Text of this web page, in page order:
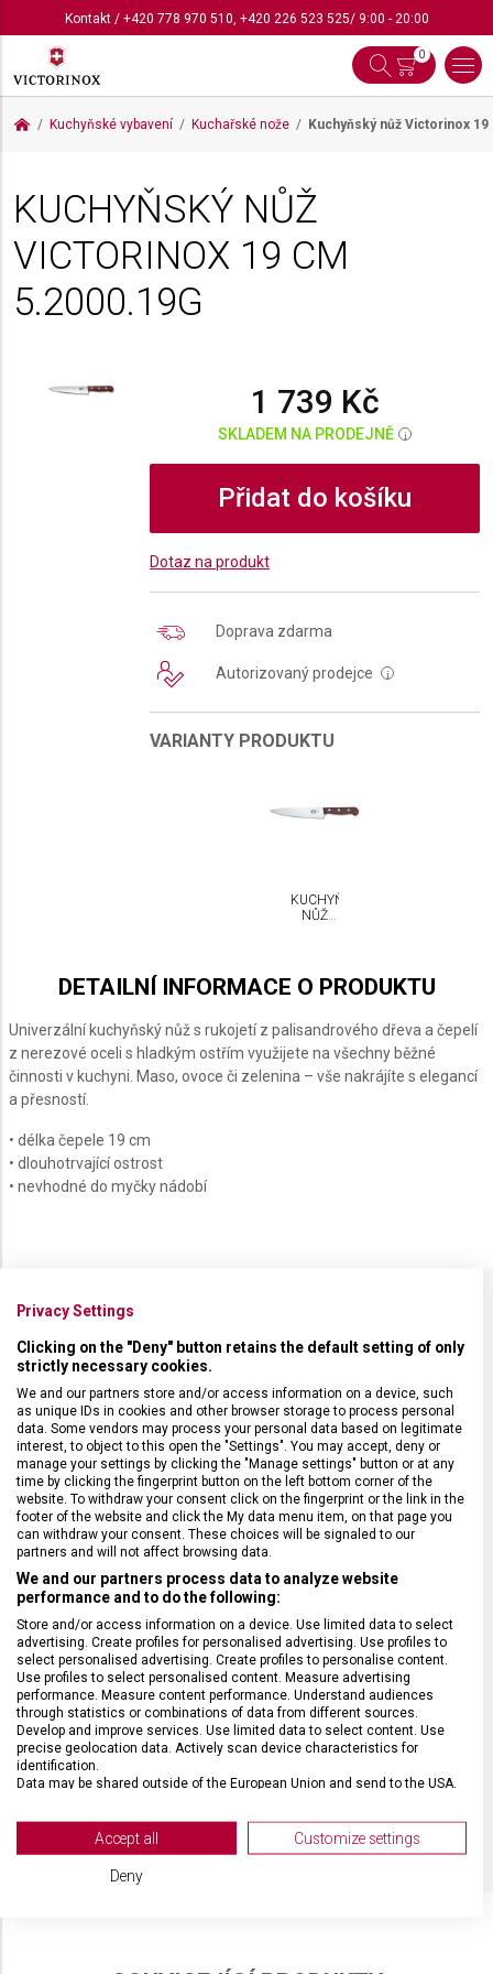
Kontakt/ +420 778 970 510, +420 226 523 525/ 9:00 - 20:00
0
Kuchyňské vybavení Kuchařské nože Kuchyňský nůž Victorinox
KUCHYŇSKÝ NŮŽ
VICTORINOX 19 CM
5.2000.19G
1 739 Kč
SKLADEM NA PRODEJNĚ i
Přidat do košíku
Dotaz na produkt
Doprava zdarma
Autorizovaný prodejce i
VARIANTY PRODUKTU
KUCHYŇSKÝ
NŮŽ
DETAILNÍ INFORMACE O PRODUKTU
Univerzální kuchyňský nůž s rukojetí z palisandrového dřeva a čepelí
z nerezové oceli s hladkým ostřím využijete na všechny běžné
činnosti v kuchyni. Maso, ovoce či zelenina – vše nakrájíte s elegancí
a přesností.
• délka čepele 19 cm
• dlouhotrvající ostrost
• nevhodné do myčky nádobí
SPECIFIKACE PRODUKTU
DRUH ZBOŽÍ Kuchyňské vybavení
ZÁRUKA 24 měsíců
HMOTNOST 88 g
TYP OSTŘÍ Rovné
MATERIÁL RUKOJETI Palisandrové dřevo
DÉLKA ČEPELE 19 cm
Privacy Settings
Clicking on the "Deny" button retains the default setting of only
strictly necessary cookies.
We and our partners store and/or access information on a device, such
as unique IDs in cookies and other browser storage to process personal
data. Some vendors may process your personal data based on legitimate
interest, to object to this open the "Settings". You may accept, deny or
manage your settings by clicking the "Manage settings" button or at any
time by clicking the fingerprint button on the left bottom corner of the
website. To withdraw your consent click on the fingerprint or the link in the
footer of the website and click the My data menu item, on that page you
can withdraw your consent. These choices will be signaled to our
partners and will not affect browsing data.
We and our partners process data to analyze website
performance and to do the following:
Store and/or access information on a device. Use limited data to select
advertising. Create profiles for personalised advertising. Use profiles to
select personalised advertising. Create profiles to personalise content.
Use profiles to select personalised content. Measure advertising
performance. Measure content performance. Understand audiences
through statistics or combinations of data from different sources.
Develop and improve services. Use limited data to select content. Use
precise geolocation data. Actively scan device characteristics for
identification.
Data may be shared outside of the European Union and send to the USA.
View Partner List (2 IAB Vendors)
We use your data for the following purposes:
Accept all Customize settings
Deny